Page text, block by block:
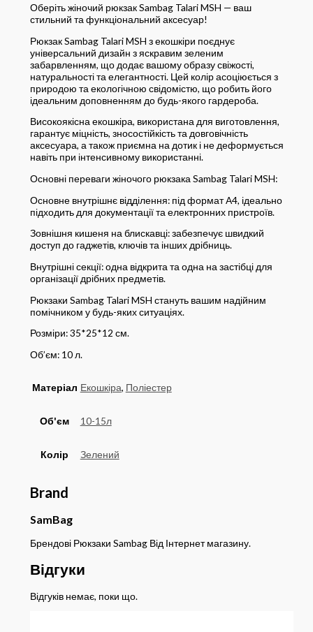
Оберіть жіночий рюкзак Sambag Talari MSH — ваш
стильний та функціональний аксесуар!
Рюкзак Sambag Talari MSH з екошкіри поєднує
універсальний дизайн з яскравим зеленим
забарвленням, що додає вашому образу свіжості,
натуральності та елегантності. Цей колір асоціюється з
природою та екологічною свідомістю, що робить його
ідеальним доповненням до будь-якого гардероба.
Високоякісна екошкіра, використана для виготовлення,
гарантує міцність, зносостійкість та довговічність
аксесуара, а також приємна на дотик і не деформується
навіть при інтенсивному використанні.
Основні переваги жіночого рюкзака Sambag Talari MSH:
Основне внутрішнє відділення: під формат A4, ідеально
підходить для документації та електронних пристроїв.
Зовнішня кишеня на блискавці: забезпечує швидкий
доступ до гаджетів, ключів та інших дрібниць.
Внутрішні секції: одна відкрита та одна на застібці для
організації дрібних предметів.
Рюкзаки Sambag Talari MSH стануть вашим надійним
помічником у будь-яких ситуаціях.
Розміри: 35*25*12 см.
Об’єм: 10 л.
Матеріал Екошкіра, Поліестер
Об'єм 10-15л
Колір Зелений
Brand
SamBag
Брендові Рюкзаки Sambag Від Інтернет магазину.
Відгуки
Відгуків немає, поки що.